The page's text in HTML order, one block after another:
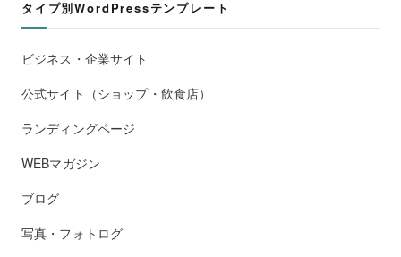
タイプ別WordPressテンプレート
ビジネス・企業サイト
公式サイト（ショップ・飲食店）
ランディングページ
WEBマガジン
ブログ
写真・フォトログ